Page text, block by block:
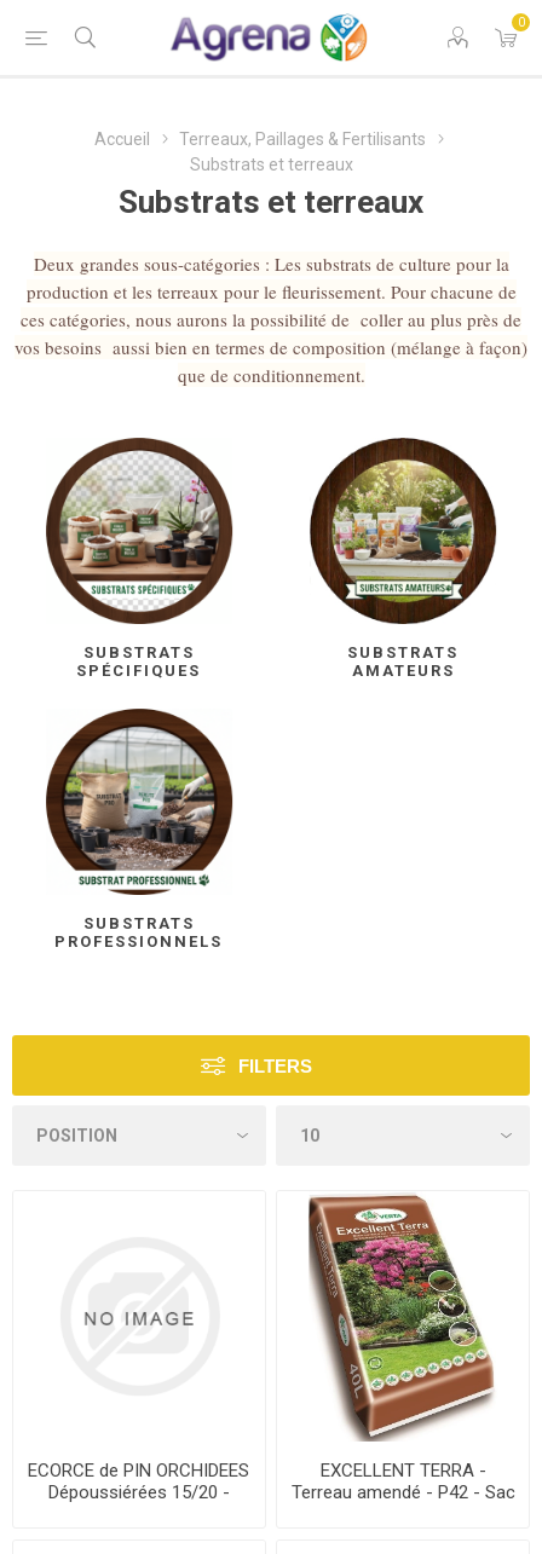
0
Accueil
Terreaux, Paillages & Fertilisants
Substrats et terreaux
Substrats et terreaux
Deux grandes sous-catégories : Les substrats de culture pour la
production et les terreaux pour le fleurissement. Pour chacune de
ces catégories, nous aurons la possibilité de coller au plus près de
vos besoins aussi bien en termes de composition (mélange à façon)
que de conditionnement.
SUBSTRATS
SPÉCIFIQUES
SUBSTRATS
AMATEURS
SUBSTRATS
PROFESSIONNELS
FILTERS
ECORCE de PIN ORCHIDEES
Dépoussiérées 15/20 -
EXCELLENT TERRA -
Terreau amendé - P42 - Sac